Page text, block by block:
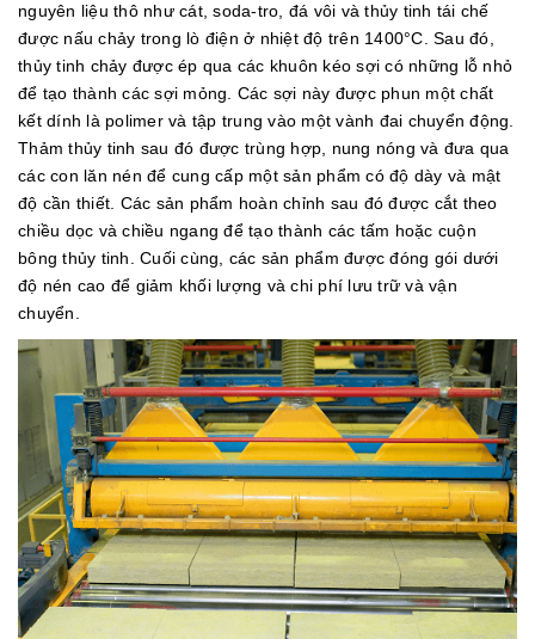
nguyên liệu thô như cát, soda-tro, đá vôi và thủy tinh tái chế
được nấu chảy trong lò điện ở nhiệt độ trên 1400°C. Sau đó,
thủy tinh chảy được ép qua các khuôn kéo sợi có những lỗ nhỏ
để tạo thành các sợi mỏng. Các sợi này được phun một chất
kết dính là polimer và tập trung vào một vành đai chuyển động.
Thảm thủy tinh sau đó được trùng hợp, nung nóng và đưa qua
các con lăn nén để cung cấp một sản phẩm có độ dày và mật
độ cần thiết. Các sản phẩm hoàn chỉnh sau đó được cắt theo
chiều dọc và chiều ngang để tạo thành các tấm hoặc cuộn
bông thủy tinh. Cuối cùng, các sản phẩm được đóng gói dưới
độ nén cao để giảm khối lượng và chi phí lưu trữ và vận
chuyển.